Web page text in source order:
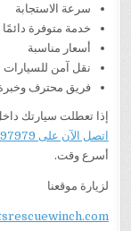
سرعة الاستجابة
خدمة متوفرة دائمًا
أسعار مناسبة
نقل آمن للسيارات
فريق محترف وخبرة
إذا تعطلت سيارتك
اتصل الآن على 01201797979
أسرع وقت.
لزيارة موقعنا